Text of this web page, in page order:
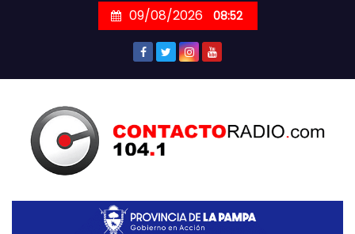
09/08/2026 08:52